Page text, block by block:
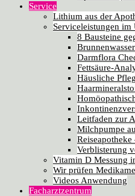
Service
Lithium aus der
Serviceleistungen im
8 Bausteine
Darmflora
Fettsäure-
Häusliche
Leitfaden zur
Milchpumpe
Verblisterung
Vitamin D Messung
Wir prüfen
Videos Anwendung
Facharztzentrum